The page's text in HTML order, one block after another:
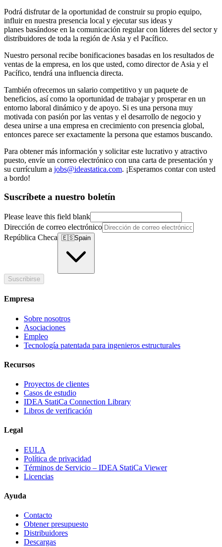
Podrá disfrutar de la oportunidad de construir su propio equipo,
influir en nuestra presencia local y ejecutar sus ideas y
planes basándose en la comunicación regular con líderes del sector y
distribuidores de toda la región de Asia y el Pacífico.
Nuestro personal recibe bonificaciones basadas en los resultados de
ventas de la empresa, en los que usted, como director de Asia y el
Pacífico, tendrá una influencia directa.
También ofrecemos un salario competitivo y un paquete de
beneficios, así como la oportunidad de trabajar y prosperar en un
entorno laboral dinámico y de apoyo. Si es una persona muy
motivada con pasión por las ventas y el desarrollo de negocio y
desea unirse a una empresa en crecimiento con presencia global,
entonces parece ser exactamente la persona que estamos buscando.
Para obtener más información y solicitar este lucrativo y atractivo
puesto, envíe un correo electrónico con una carta de presentación y
su currículum a jobs@ideastatica.com. ¡Esperamos contar con usted
a bordo!
Suscríbete a nuestro boletín
Please leave this field blank
Dirección de correo electrónico
República Checa 🇪🇸Spain
Suscribirse
Empresa
Sobre nosotros
Asociaciones
Empleo
Tecnología patentada para ingenieros estructurales
Recursos
Proyectos de clientes
Casos de estudio
IDEA StatiCa Connection Library
Libros de verificación
Legal
EULA
Política de privacidad
Términos de Servicio – IDEA StatiCa Viewer
Licencias
Ayuda
Contacto
Obtener presupuesto
Distribuidores
Descargas